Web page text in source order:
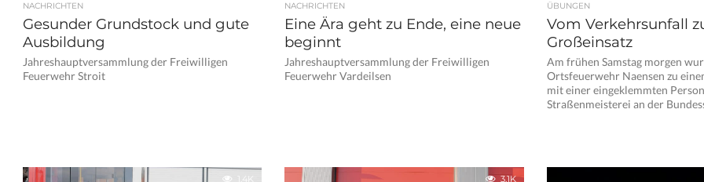
NACHRICHTEN
Gesunder Grundstock und gute
Ausbildung
Jahreshauptversammlung der Freiwilligen
Feuerwehr Stroit
NACHRICHTEN
Eine Ära geht zu Ende, eine neue
beginnt
Jahreshauptversammlung der Freiwilligen
Feuerwehr Vardeilsen
ÜBUNGEN
Vom Verkehrsunfall
Großeinsatz
Am frühen Samstag morgen
Ortsfeuerwehr Naensen zu
mit einer eingeklemmten
Straßenmeisterei an der
1.4K 3.1K